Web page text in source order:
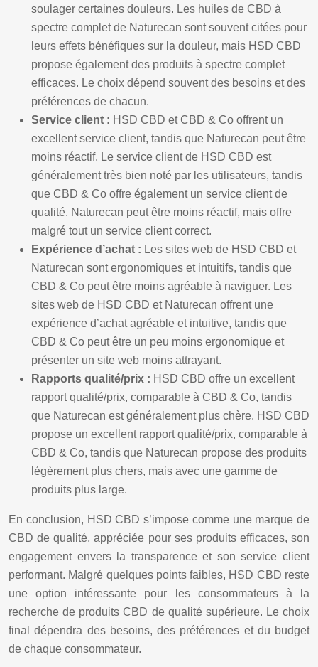
soulager certaines douleurs. Les huiles de CBD à
spectre complet de Naturecan sont souvent citées pour
leurs effets bénéfiques sur la douleur, mais HSD CBD
propose également des produits à spectre complet
efficaces. Le choix dépend souvent des besoins et des
préférences de chacun.
Service client : HSD CBD et CBD & Co offrent un
excellent service client, tandis que Naturecan peut être
moins réactif. Le service client de HSD CBD est
généralement très bien noté par les utilisateurs, tandis
que CBD & Co offre également un service client de
qualité. Naturecan peut être moins réactif, mais offre
malgré tout un service client correct.
Expérience d’achat : Les sites web de HSD CBD et
Naturecan sont ergonomiques et intuitifs, tandis que
CBD & Co peut être moins agréable à naviguer. Les
sites web de HSD CBD et Naturecan offrent une
expérience d’achat agréable et intuitive, tandis que
CBD & Co peut être un peu moins ergonomique et
présenter un site web moins attrayant.
Rapports qualité/prix : HSD CBD offre un excellent
rapport qualité/prix, comparable à CBD & Co, tandis
que Naturecan est généralement plus chère. HSD CBD
propose un excellent rapport qualité/prix, comparable à
CBD & Co, tandis que Naturecan propose des produits
légèrement plus chers, mais avec une gamme de
produits plus large.
En conclusion, HSD CBD s’impose comme une marque de
CBD de qualité, appréciée pour ses produits efficaces, son
engagement envers la transparence et son service client
performant. Malgré quelques points faibles, HSD CBD reste
une option intéressante pour les consommateurs à la
recherche de produits CBD de qualité supérieure. Le choix
final dépendra des besoins, des préférences et du budget
de chaque consommateur.